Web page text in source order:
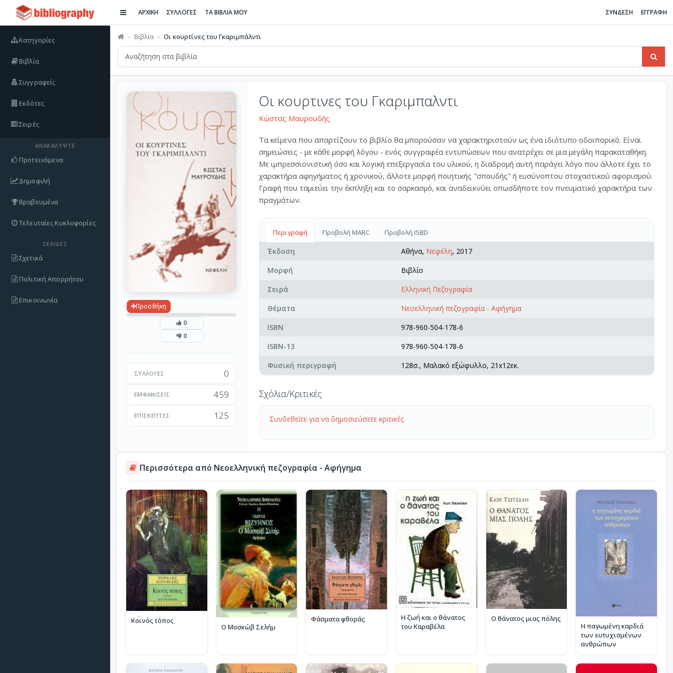
Κατηγορίες
Βιβλία
Συγγραφείς
Εκδότες
Σειρές
ΑΝΑΚΑΛΎΨΤΕ
Προτεινόμενα
Δημοφιλή
Βραβευμένα
Τελευταίες Κυκλοφορίες
ΣΕΛΊΔΕΣ
Σχετικά
Πολιτική Απορρήτου
Επικοινωνία
ΑΡΧΙΚΗ ΣΥΛΛΟΓΕΣ ΤΑ ΒΙΒΛΙΑ ΜΟΥ ΣΥΝΔΕΣΗ ΕΓΓΡΑΦΗ
Βιβλία Οι κουρτίνες του Γκαριμπάλντι
Προσθήκη
0
0
ΣΥΛΛΟΓΈΣ 0
ΕΜΦΑΝΊΣΕΙΣ 459
ΕΠΙΣΚΈΠΤΕΣ 125
Οι κουρτινες του Γκαριμπαλντι
Κώστας Μαυρουδής
Τα κείμενα που απαρτίζουν το βιβλίο θα μπορούσαν να χαρακτηριστούν ως ένα ιδιότυπο οδοιπορικό. Είναι
σημειώσεις - με κάθε μορφή λόγου - ενός συγγραφέα εντυπώσεων που ανατρέχει σε μια μεγάλη παρακαταθήκη.
Με ιμπρεσσιονιστική όσο και λογική επεξεργασία του υλικού, η διαδρομή αυτή παράγει λόγο που άλλοτε έχει το
χαρακτήρα αφηγήματος ή χρονικού, άλλοτε μορφή ποιητικής "σπουδής" ή ευσύνοπτου στοχαστικού αφορισμού.
Γραφή που ταμιεύει την έκπληξη και το σαρκασμό, και αναδεικνύει οπωσδήποτε τον πνευματικό χαρακτήρα των
πραγμάτων.
Περιγραφή Προβολή MARC Προβολή ISBD
Έκδοση Αθήνα, Νεφέλη, 2017
Μορφή
Βιβλίο
Σειρά
Ελληνική Πεζογραφία
Θέματα
Νεοελληνική πεζογραφία - Αφήγημα
ISBN
978-960-504-178-6
ISBN-13
978-960-504-178-6
Φυσική περιγραφή
128σ., Μαλακό εξώφυλλο, 21x12εκ.
Σχόλια/Κριτικές
Συνδεθείτε για να δημοσιεύσετε κριτικές
Περισσότερα από Νεοελληνική πεζογραφία - Αφήγημα
Κοινός τόπος
Ο Μοσκώβ Σελήμ
Φάσματα φθοράς
Η ζωή και ο θάνατος
του Καραβέλα
Ο θάνατος μιας πόλης
Η παγωμένη καρδιά
των ευτυχισμένων
ανθρώπων